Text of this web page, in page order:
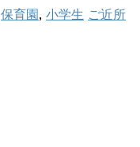
保育園, 小学生 ご近所